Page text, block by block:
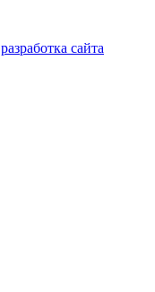
разработка сайта